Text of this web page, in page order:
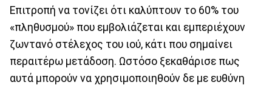
Επιτροπή να τονίζει ότι καλύπτουν το 60% του
«πληθυσμού» που εμβολιάζεται και εμπεριέχουν
ζωντανό στέλεχος του ιού, κάτι που σημαίνει
περαιτέρω μετάδοση. Ωστόσο ξεκαθάρισε πως
αυτά μπορούν να χρησιμοποιηθούν δε με ευθύνη